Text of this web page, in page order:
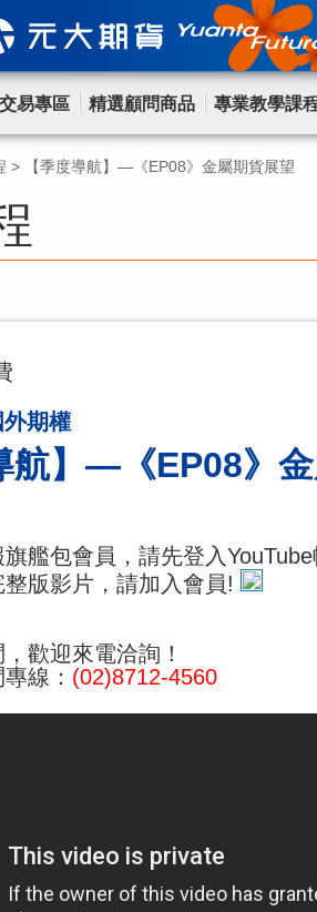
易專區 精選顧問商品 專業教學課
> 【季度導航】—《EP08》金屬期貨展望
期權
航】—《EP08》
艦包會員，請先登入
版影片，請加入會員!
歡迎來電洽詢！
線： (02)8712-4560